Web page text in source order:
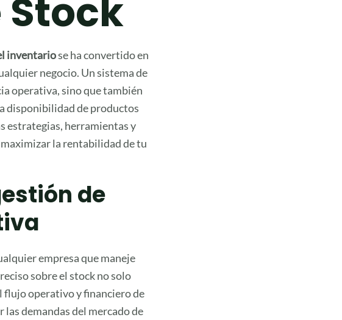
inventariose ha convertido en
negocio. Un sistema de
operativa, sino que también
disponibilidad de productos
estrategias, herramientas y
la rentabilidad de tu
de
empresa que maneje
sobre el stock no solo
flujo operativo y financiero de
las demandas del mercado de